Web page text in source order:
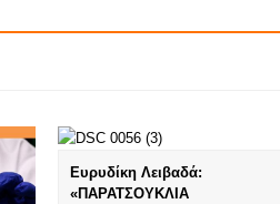
Ευρυδίκη Λειβαδά:
«ΠΑΡΑΤΣΟΥΚΛΙΑ